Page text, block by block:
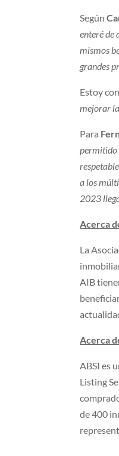
Según
enteré de
mismos
grandes
Estoy
mejorar
Para
permitido
a los
2023
Acerca
La
AIB
Acerca
ABSI es
Listing
de 400